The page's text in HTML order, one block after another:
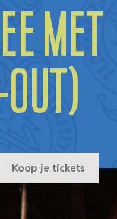
met
Koop je tickets